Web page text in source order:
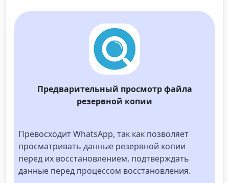
Предварительный просмотр файла
резервной копии
Превосходит WhatsApp, так как позволяет
просматривать данные резервной копии
перед их восстановлением, подтверждать
данные перед процессом восстановления.